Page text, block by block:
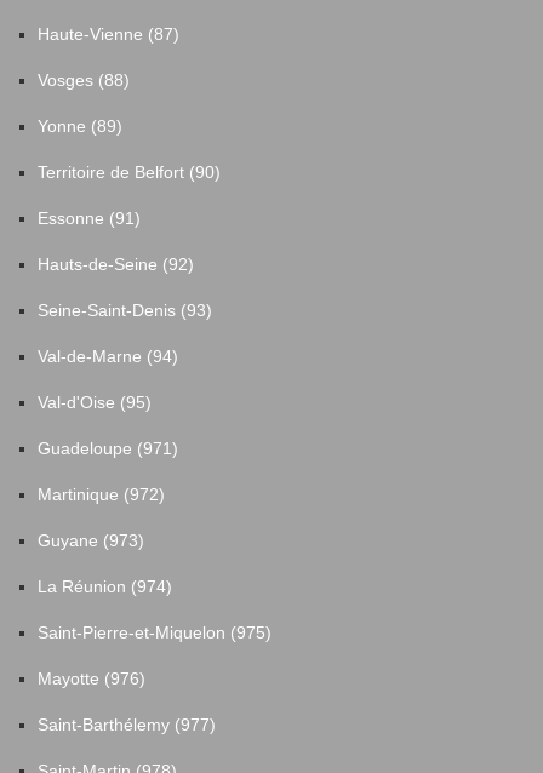
Haute-Vienne (87)
Vosges (88)
Yonne (89)
Territoire de Belfort (90)
Essonne (91)
Hauts-de-Seine (92)
Seine-Saint-Denis (93)
Val-de-Marne (94)
Val-d'Oise (95)
Guadeloupe (971)
Martinique (972)
Guyane (973)
La Réunion (974)
Saint-Pierre-et-Miquelon (975)
Mayotte (976)
Saint-Barthélemy (977)